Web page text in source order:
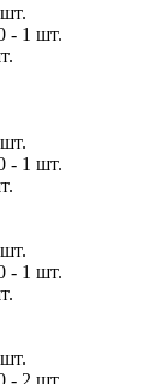
- 1 шт.
- 1 шт.
- 1 шт.
- 2 шт.